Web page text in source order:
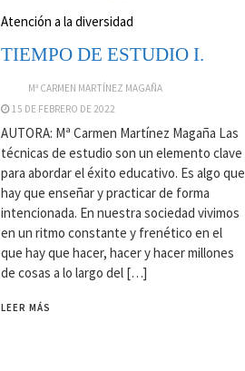
Atención a la diversidad
TIEMPO DE ESTUDIO I.
Mª CARMEN MARTÍNEZ MAGAÑA
15 DE FEBRERO DE 2022
AUTORA: Mª Carmen Martínez Magaña Las
técnicas de estudio son un elemento clave
para abordar el éxito educativo. Es algo que
hay que enseñar y practicar de forma
intencionada. En nuestra sociedad vivimos
en un ritmo constante y frenético en el
que hay que hacer, hacer y hacer millones
de cosas a lo largo del […]
LEER MÁS